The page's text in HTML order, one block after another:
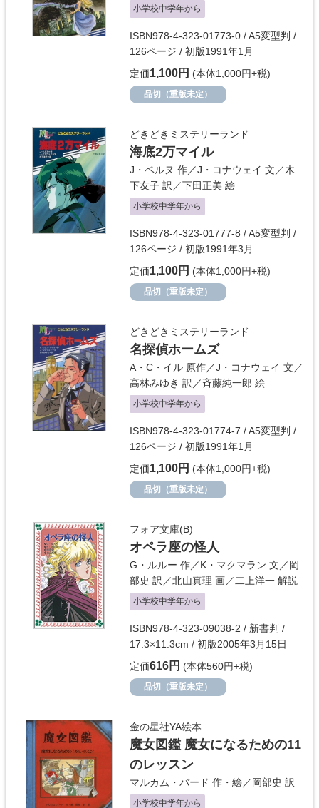
小学校中学年から
ISBN978-4-323-01773-0 / A5変型判 /
126ページ / 初版1991年1月
定価1,100円 (本体1,000円+税)
品切（重版未定）
どきどきミステリーランド
海底2万マイル
J・ベルヌ 作／J・コナウェイ 文／木
下友子 訳／下田正美 絵
小学校中学年から
ISBN978-4-323-01777-8 / A5変型判 /
126ページ / 初版1991年3月
定価1,100円 (本体1,000円+税)
品切（重版未定）
どきどきミステリーランド
名探偵ホームズ
A・C・イル 原作／J・コナウェイ 文／
高林みゆき 訳／斉藤純一郎 絵
小学校中学年から
ISBN978-4-323-01774-7 / A5変型判 /
126ページ / 初版1991年1月
定価1,100円 (本体1,000円+税)
品切（重版未定）
フォア文庫(B)
オペラ座の怪人
G・ルルー 作／K・マクマラン 文／ 岡
部史 訳／北山真理 画／ 二上洋一 解説
小学校中学年から
ISBN978-4-323-09038-2 / 新書判 /
17.3×11.3cm / 初版2005年3月15日
定価616円 (本体560円+税)
品切（重版未定）
金の星社YA絵本
魔女図鑑 魔女になるための11
のレッスン
マルカム・バード 作・絵／ 岡部史 訳
小学校中学年から